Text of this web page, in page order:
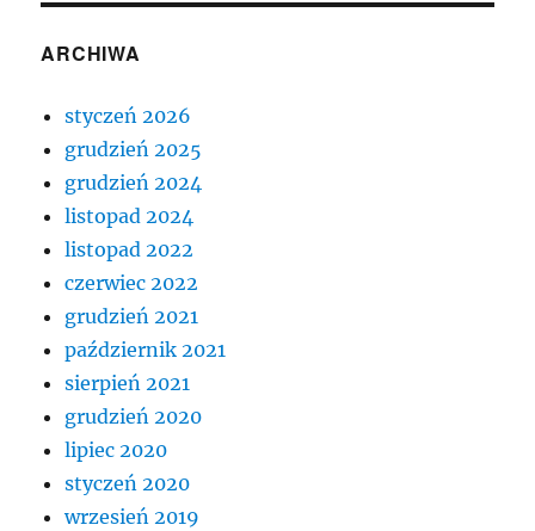
ARCHIWA
styczeń 2026
grudzień 2025
grudzień 2024
listopad 2024
listopad 2022
czerwiec 2022
grudzień 2021
październik 2021
sierpień 2021
grudzień 2020
lipiec 2020
styczeń 2020
wrzesień 2019